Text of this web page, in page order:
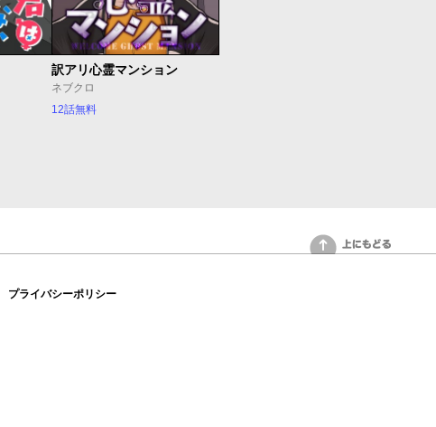
訳アリ心霊マンション
ネブクロ
12話無料
上にもどる
プライバシーポリシー